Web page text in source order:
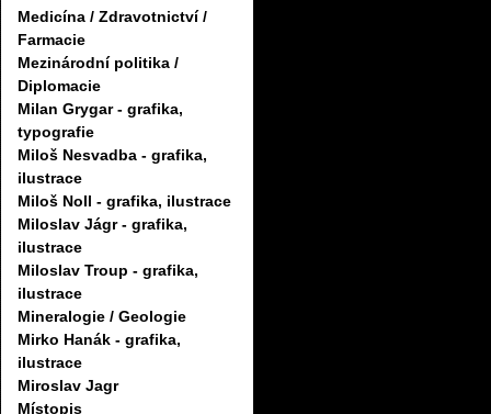
Medicína / Zdravotnictví /
Farmacie
Mezinárodní politika /
Diplomacie
Milan Grygar - grafika,
typografie
Miloš Nesvadba - grafika,
ilustrace
Miloš Noll - grafika, ilustrace
Miloslav Jágr - grafika,
ilustrace
Miloslav Troup - grafika,
ilustrace
Mineralogie / Geologie
Mirko Hanák - grafika,
ilustrace
Miroslav Jagr
Místopis